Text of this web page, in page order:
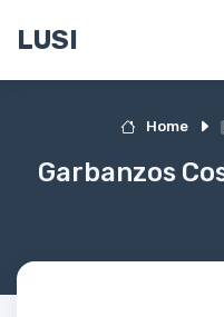
LUSI
Home
Garbanzos